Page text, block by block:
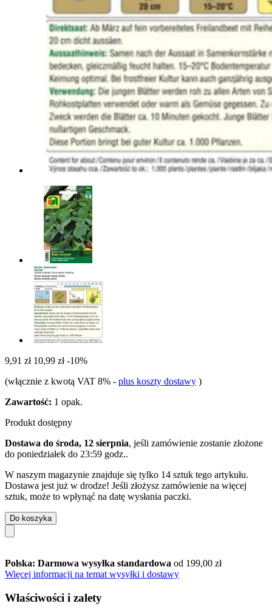
9,91 zł 10,99 zł -10%
(włącznie z kwotą VAT 8% - plus koszty dostawy )
Zawartość: 1 opak.
Produkt dostępny
Dostawa do środa, 12 sierpnia, jeśli zamówienie zostanie złożone
do poniedziałek do 23:59 godz..
W naszym magazynie znajduje się tylko 14 sztuk tego artykułu.
Dostawa jest już w drodze! Jeśli złożysz zamówienie na więcej
sztuk, może to wpłynąć na datę wysłania paczki.
Do koszyka
Polska: Darmowa wysyłka standardowa od 199,00 zł
Więcej informacji na temat wysyłki i dostawy
Właściwości i zalety